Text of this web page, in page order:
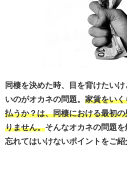
同棲を決めた時、目を背けたい
いのがオカネの問題。 家賃をい
払うか？は、同棲における最初
りません。そんなオカネの問題
忘れてはいけないポイントをご紹